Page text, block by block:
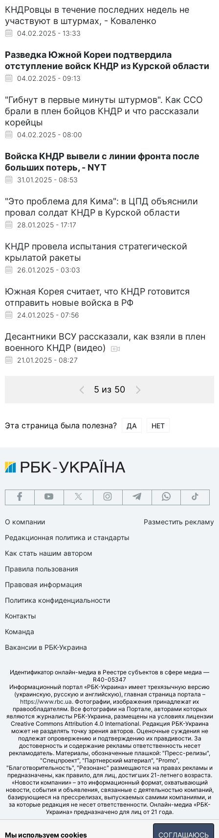
КНДРовцы в течение последних недель не
участвуют в штурмах, - Коваленко
04.02.2025 - 13:33
Разведка Южной Кореи подтвердила
отступление войск КНДР из Курской области
04.02.2025 - 09:13
"Гибнут в первые минуты штурмов". Как ССО
брали в плен бойцов КНДР и что рассказали
корейцы
04.02.2025 - 08:00
Войска КНДР вывели с линии фронта после
больших потерь, - NYT
31.01.2025 - 08:53
"Это проблема для Кима": в ЦПД объяснили
провал солдат КНДР в Курской области
28.01.2025 - 17:17
КНДР провела испытания стратегической
крылатой ракеты
26.01.2025 - 03:03
Южная Корея считает, что КНДР готовится
отправить новые войска в РФ
24.01.2025 - 07:56
Десантники ВСУ рассказали, как взяли в плен
военного КНДР (видео)
21.01.2025 - 08:27
5 из 50
Эта страница была полезна? ДА НЕТ
О компании
Редакционная политика и стандарты
Как стать нашим автором
Правила пользования
Правовая информация
Политика конфиденциальности
Контакты
Команда
Вакансии в РБК-Украина
Разместить рекламу
Идентификатор онлайн-медиа в Реестре субъектов в сфере медиа —
R40-05347
Информационный портал «РБК-Украина» имеет трехязычную версию
(украинскую, русскую и английскую), главная страница портала –
https://www.rbc.ua. Фотографии, изображения принадлежат их
правообладателям. Все фотографии на Портале, авторами которых
являются журналисты РБК-Украина, размещены на условиях лицензии
Creative Commons Attribution 4.0 International. Редакция РБК-Украина
может не разделять точку зрения авторов. Оценочные суждения не
подлежат опровержению и подтверждению их правдивости. За
достоверность и содержание рекламы ответственность несет
рекламодатель. Материалы, обозначенные плашкой: "Пресс-релизы",
"Спецпроект", "Партнерский материал", "Promo",
"Благотворительность", "Резонанс" размещаются на правах рекламы и
предназначены, как правило, для лиц, достигших 21-летнего возраста.
«Новости компании» – это информационный формат, охватывающий
новости, события и объявления, связанные с деятельностью компаний,
базирующиеся на прессрелизах, выпускаемых самими компаниями, и
за которые редакция не несет ответственности. Онлайн-медиа «РБК-
Украина» предназначено для лиц от 21 года.
© LLC "UBT MEDIA", 2006-2026.
Мы используем cookies СОГЛАШАЮСЬ